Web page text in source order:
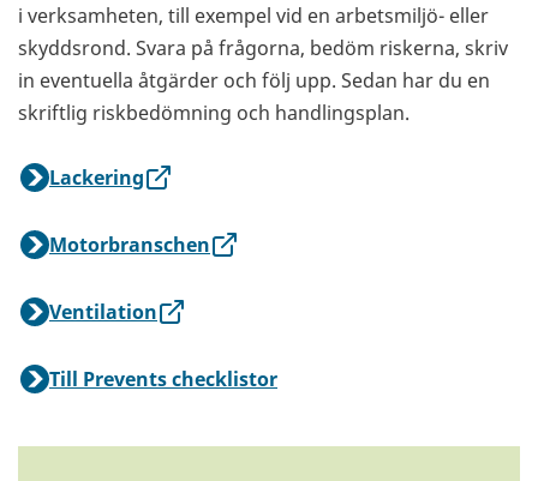
i verksamheten, till exempel vid en arbetsmiljö- eller
skyddsrond. Svara på frågorna, bedöm riskerna, skriv
in eventuella åtgärder och följ upp. Sedan har du en
skriftlig riskbedömning och handlingsplan.
Lackering
Motorbranschen
Ventilation
Till Prevents checklistor